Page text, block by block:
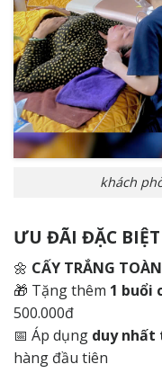
khách
ƯU ĐÃI ĐẶC
🌼 CẤY TRẮNG
🎁 Tặng thêm 1 buổi
500.000đ
📅 Áp dụng duy nhất
hàng đầu tiên